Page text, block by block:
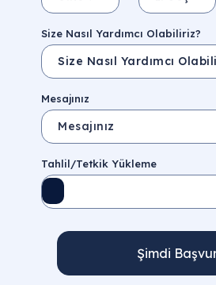
Size Nasıl Yardımcı Olabiliriz?
Mesajınız
Tahlil/Tetkik Yükleme
Şimdi